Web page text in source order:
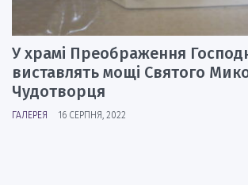
У храмі Преображення
виставлять мощі Святого
Чудотворця
ГАЛЕРЕЯ 16 СЕРПНЯ, 2022